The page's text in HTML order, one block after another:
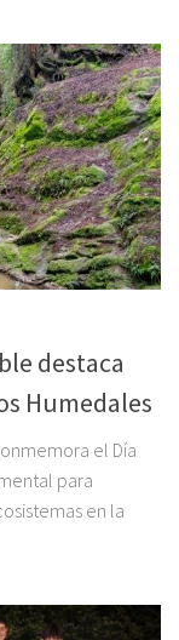
destaca
Humedales
el Día
para
en la